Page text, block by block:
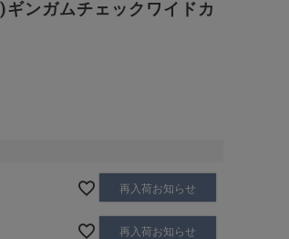
ンガムチェックワイドカ
再入荷お知らせ
再入荷お知らせ